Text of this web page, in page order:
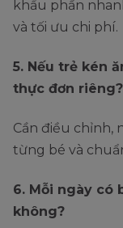
khẩu phần
và tối ưu chi phí.
5. Nếu trẻ kén
thực đơn riêng?
Cần điều chỉnh,
từng bé và
6. Mỗi ngày có
không?